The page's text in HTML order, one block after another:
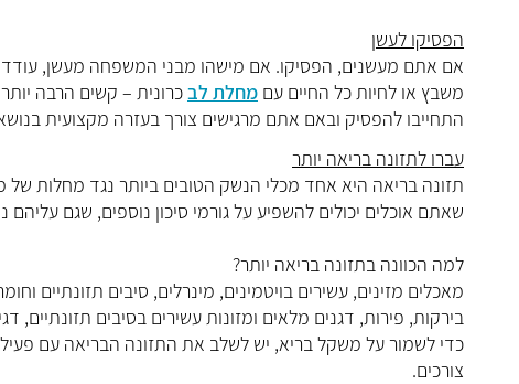
הפסיקו לעשן
אם אתם מעשנים, הפסיקו. אם מישהו מבני המשפחה מעשן,
משבץ או לחיות כל החיים עם מחלת לבכרונית – קשים הרבה
התחייבו להפסיק ובאם אתם מרגישים צורך בעזרה מקצועית
עברו לתזונה בריאה יותר
תזונה בריאה היא אחד מכלי הנשק הטובים ביותר נגד מחלות של
שאתם אוכלים יכולים להשפיע על גורמי סיכון נוספים, שגם
למה הכוונה בתזונה בריאה יותר?
מאכלים מזינים, עשירים בויטמינים, מינרלים, סיבים תזונתיים
בירקות, פירות, דגנים מלאים ומזונות עשירים בסיבים תזונתיים,
כדי לשמור על משקל בריא, יש לשלב את התזונה הבריאה עם
צורכים.